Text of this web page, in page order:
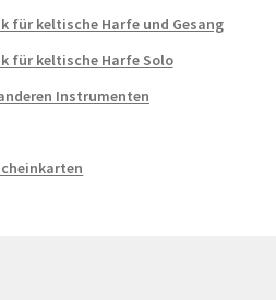
für keltische Harfe und Gesang
für keltische Harfe Solo
Instrumenten